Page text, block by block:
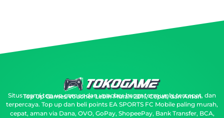
Top Up Games Voucher Lebih Murah 20%, Cepat, dan Aman
Situs resmi top up games dan voucher harga termurah, tercepat, dan
terpercaya. Top up dan beli points EA SPORTS FC Mobile paling murah,
cepat, aman via Dana, OVO, GoPay, ShopeePay, Bank Transfer, BCA,